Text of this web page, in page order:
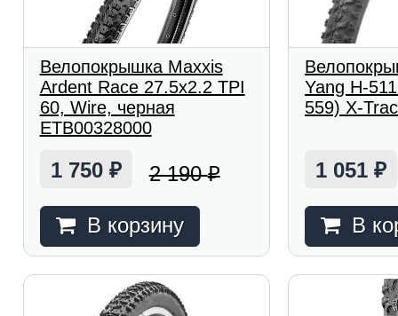
Велопокрышка Maxxis
Ardent Race 27.5x2.2 TPI
60, Wire, черная
ETB00328000
1 750 ₽ 2 190₽
В корзину
Yang H-
559) X-
1 051₽
В